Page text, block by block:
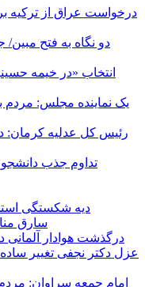
درخواست عراق از ترکیه
دو نگاه به فتح
انتخاب «در خیمه
یک نماینده مجلس: مردم
رئیس کل عدلیه کرمان:
تداوم جذب
دیه شکستگی استخوان امسال
۲ سارق
درگذشت هوادار آلمانی در
عزل دکتر نجفی تغییر
امام جمعه سراوان: